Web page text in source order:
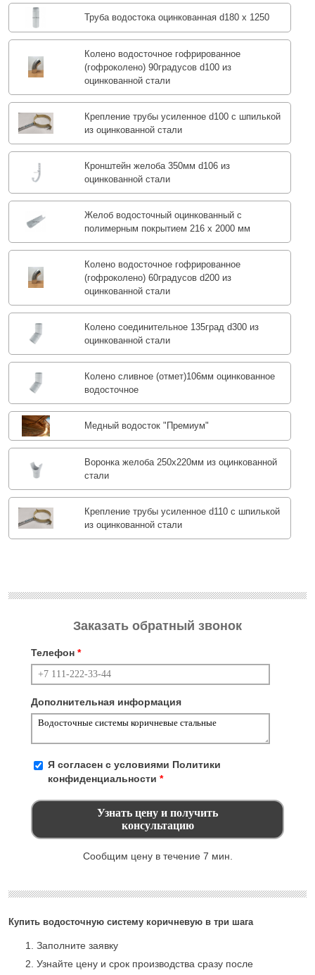
Труба водостока оцинкованная d180 х 1250
Колено водосточное гофрированное
(гофроколено) 90градусов d100 из
оцинкованной стали
Крепление трубы усиленное d100 с шпилькой
из оцинкованной стали
Кронштейн желоба 350мм d106 из
оцинкованной стали
Желоб водосточный оцинкованный с
полимерным покрытием 216 х 2000 мм
Колено водосточное гофрированное
(гофроколено) 60градусов d200 из
оцинкованной стали
Колено соединительное 135град d300 из
оцинкованной стали
Колено сливное (отмет)106мм оцинкованное
водосточное
Медный водосток "Премиум"
Воронка желоба 250x220мм из оцинкованной
стали
Крепление трубы усиленное d110 с шпилькой
из оцинкованной стали
Купить водосточную систему коричневую в три шага
Заполните заявку
Узнайте цену и срок производства сразу после
Заказать обратный звонок
Телефон *
Дополнительная информация
Я согласен с условиями Политики
конфиденциальности *
Сообщим цену в течение 7 мин.